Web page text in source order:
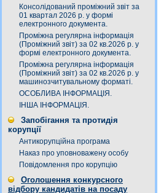
Консолідований проміжний звіт за
01 квартал 2026 р. у формі
електронного документа.
Проміжна регулярна інформація
(Проміжний звіт) за 02 кв.2026 р. у
формі електронного документа.
Проміжна регулярна інформація
(Проміжний звіт) за 02 кв.2026 р. у
машинозчитувальному форматі.
ОСОБЛИВА ІНФОРМАЦІЯ.
ІНША ІНФОРМАЦІЯ.
Запобігання та протидія
корупції
Антикорупційна програма
Наказ про уповноважену особу
Повідомлення про корупцію
Оголошення конкурсного
відбору кандидатів на посаду